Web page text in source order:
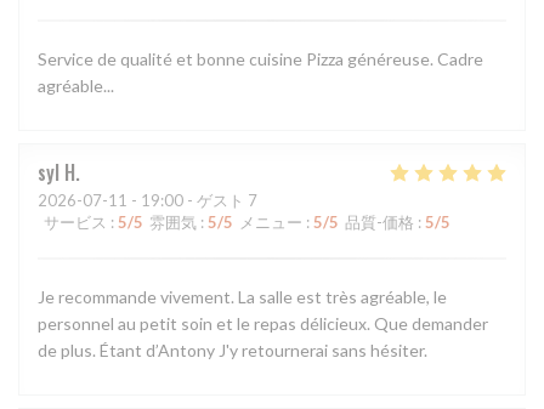
Service de qualité et bonne cuisine Pizza généreuse. Cadre
agréable...
syl H
2026-07-11 - 19:00 - ゲスト 7
サービス : 5/5 雰囲気 : 5/5 メニュー : 5/5 品質-価格 : 5/5
Je recommande vivement. La salle est très agréable, le
personnel au petit soin et le repas délicieux. Que demander
de plus. Étant d’Antony J'y retournerai sans hésiter.